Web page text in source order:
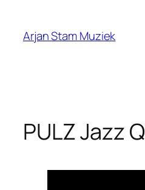
Arjan Stam Muziek
PULZ Jazz